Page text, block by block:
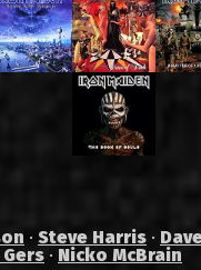
· Steve Harris ·
· Nicko McBrain